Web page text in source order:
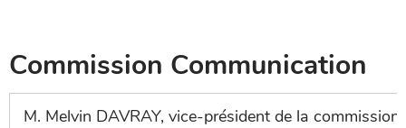
Commission Communication
M. Melvin DAVRAY, vice-président de la commission